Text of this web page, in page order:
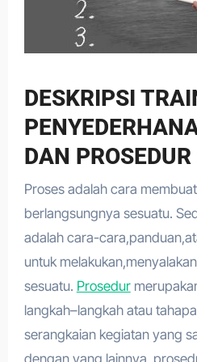
DESKRIPSI
DAN PROSEDUR
Proses adalah cara
berlangsungnya sesuatu.
adalah cara-
untuk
sesuatu. Prosedur
langkah–langkah atau
serangkaian kegiatan yang
dengan yang lainnya,